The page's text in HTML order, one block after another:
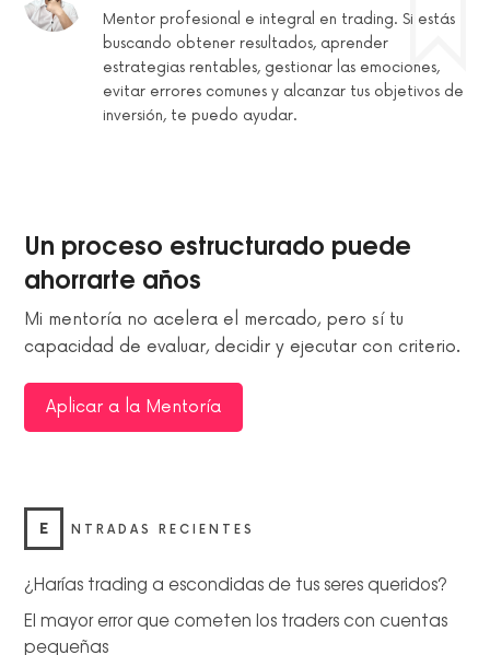
Mentor profesional e integral en trading. Si estás
buscando obtener resultados, aprender
estrategias rentables, gestionar las emociones,
evitar errores comunes y alcanzar tus objetivos de
inversión, te puedo ayudar.
Un proceso estructurado puede
ahorrarte años
Mi mentoría no acelera el mercado, pero sí tu
capacidad de evaluar, decidir y ejecutar con criterio.
Aplicar a la Mentoría
E NTRADAS RECIENTES
¿Harías trading a escondidas de tus seres queridos?
El mayor error que cometen los traders con cuentas
pequeñas